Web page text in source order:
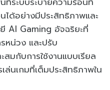
ได้อย่างมีประสิทธิภาพและ
AI Gaming อัจฉริยะที่
หน่วง และปรับ
สมกับการใช้งานแบบเรียล
นเกมที่เต็มประสิทธิภาพใน